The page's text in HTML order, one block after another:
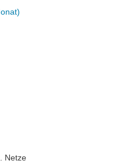
Netze